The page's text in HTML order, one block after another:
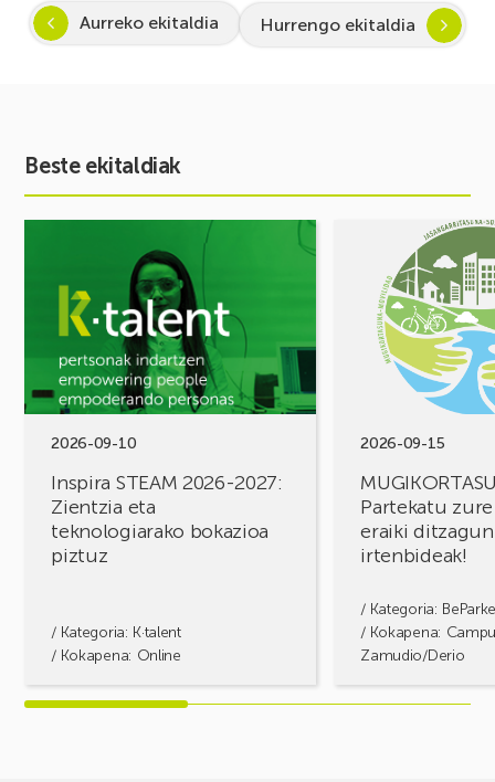
Aurreko ekitaldia Hurrengo ekitaldia
Beste ekitaldiak
2026-09-10
Inspira STEAM 2026-2027:
Zientzia eta
teknologiarako bokazioa
piztuz
/ Kategoria: K·talent
/ Kokapena: Online
STEAM
Zientzia
eta
teknologiarako
bokazioa
2026-09-15
Partekatu
eraiki ditzagun
irtenbideak!
/ Kategoria:
/ Kokapena:
Zamudio/Derio
MUGIKORTASUN
FOROA
Partekatu
erronkak,
irtenbideak!